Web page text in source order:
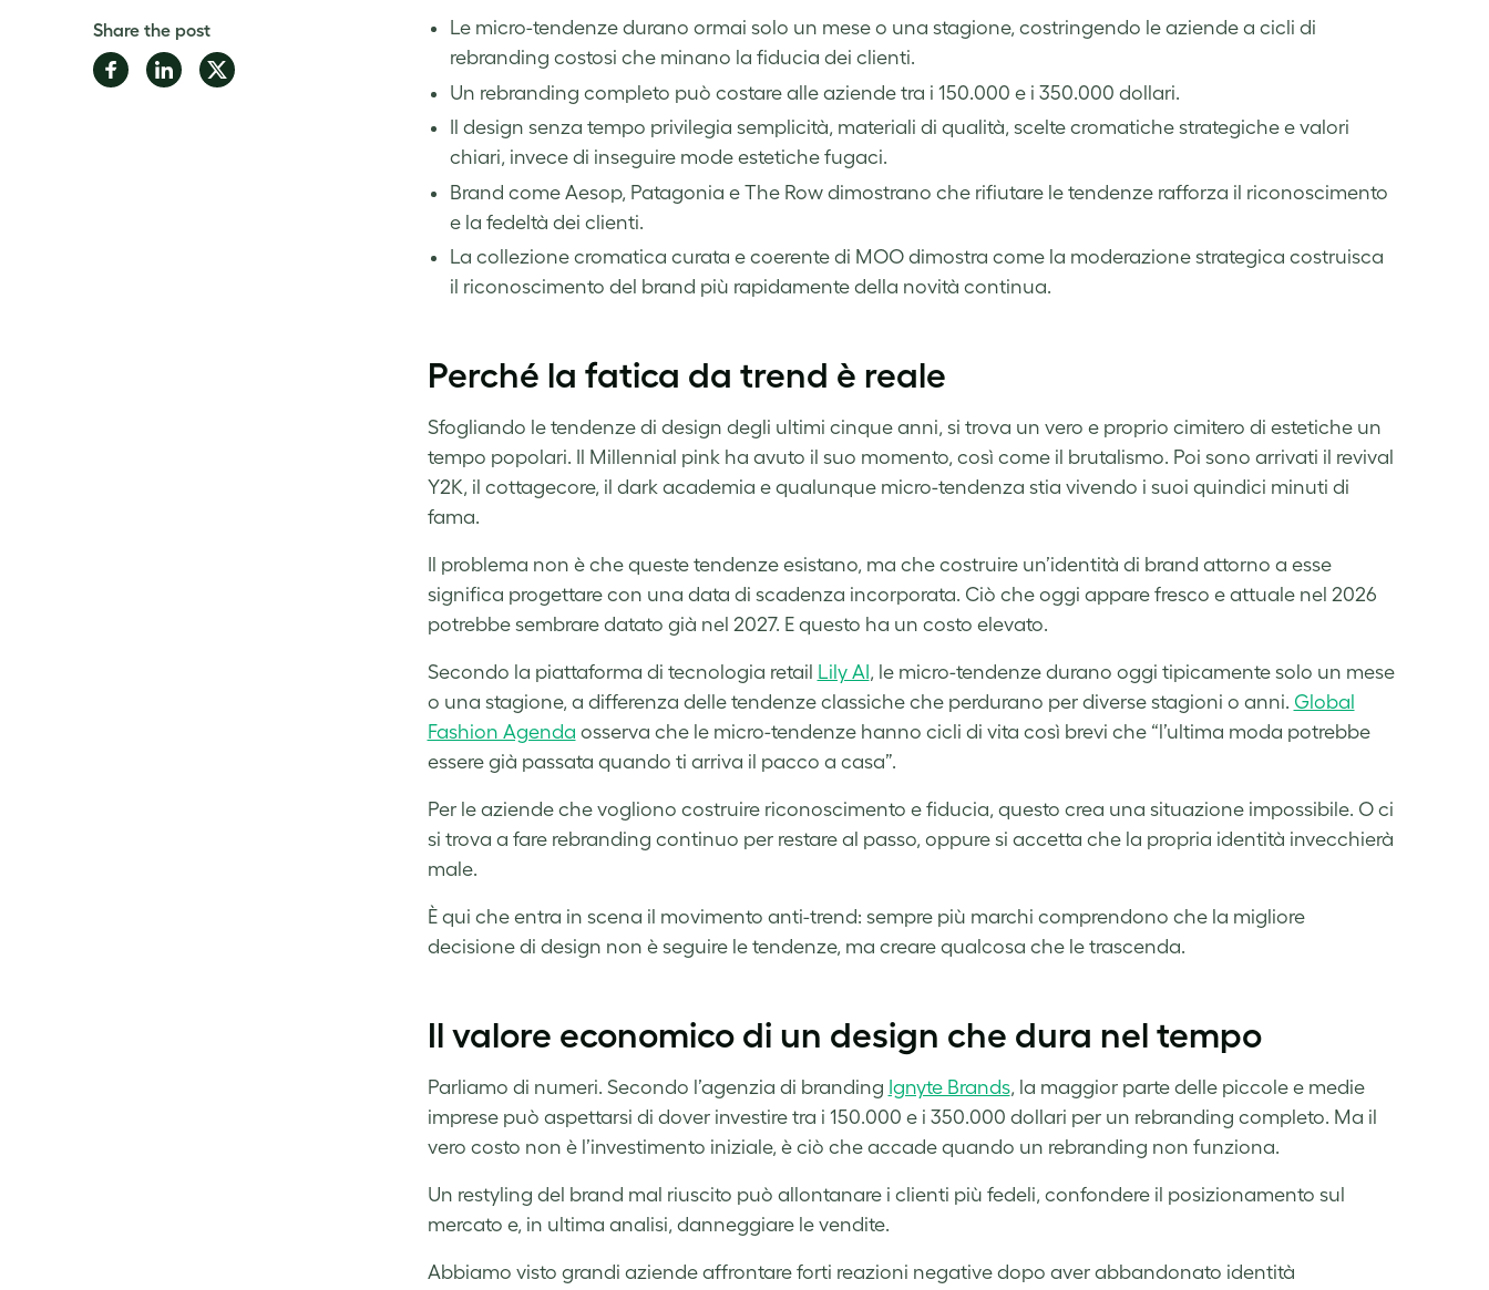
Le micro-tendenze durano ormai solo un mese o una stagione, costringendo le aziende a cicli di
rebranding costosi che minano la fiducia dei clienti.
Un rebranding completo può costare alle aziende tra i 150.000 e i 350.000 dollari.
Il design senza tempo privilegia semplicità, materiali di qualità, scelte cromatiche strategiche e valori
chiari, invece di inseguire mode estetiche fugaci.
Brand come Aesop, Patagonia e The Row dimostrano che rifiutare le tendenze rafforza il riconoscimento
e la fedeltà dei clienti.
La collezione cromatica curata e coerente di MOO dimostra come la moderazione strategica costruisca
il riconoscimento del brand più rapidamente della novità continua.
Perché la fatica da trend è reale
Sfogliando le tendenze di design degli ultimi cinque anni, si trova un vero e proprio cimitero di estetiche un
tempo popolari. Il Millennial pink ha avuto il suo momento, così come il brutalismo. Poi sono arrivati il revival
Y2K, il cottagecore, il dark academia e qualunque micro-tendenza stia vivendo i suoi quindici minuti di
fama.
Il problema non è che queste tendenze esistano, ma che costruire un’identità di brand attorno a esse
significa progettare con una data di scadenza incorporata. Ciò che oggi appare fresco e attuale nel 2026
potrebbe sembrare datato già nel 2027. E questo ha un costo elevato.
Secondo la piattaforma di tecnologia retail Lily AI , le micro-tendenze durano oggi tipicamente solo un mese
o una stagione, a differenza delle tendenze classiche che perdurano per diverse stagioni o anni. Global
Fashion Agenda osserva che le micro-tendenze hanno cicli di vita così brevi che “l’ultima moda potrebbe
essere già passata quando ti arriva il pacco a casa”.
Per le aziende che vogliono costruire riconoscimento e fiducia, questo crea una situazione impossibile. O ci
si trova a fare rebranding continuo per restare al passo, oppure si accetta che la propria identità invecchierà
male.
È qui che entra in scena il movimento anti-trend: sempre più marchi comprendono che la migliore
decisione di design non è seguire le tendenze, ma creare qualcosa che le trascenda.
Il valore economico di un design che dura nel tempo
Parliamo di numeri. Secondo l’agenzia di branding Ignyte Brands, la maggior parte delle piccole e medie
imprese può aspettarsi di dover investire tra i 150.000 e i 350.000 dollari per un rebranding completo. Ma il
vero costo non è l’investimento iniziale, è ciò che accade quando un rebranding non funziona.
Un restyling del brand mal riuscito può allontanare i clienti più fedeli, confondere il posizionamento sul
mercato e, in ultima analisi, danneggiare le vendite.
Abbiamo visto grandi aziende affrontare forti reazioni negative dopo aver abbandonato identità
Share the post
Share Share Share